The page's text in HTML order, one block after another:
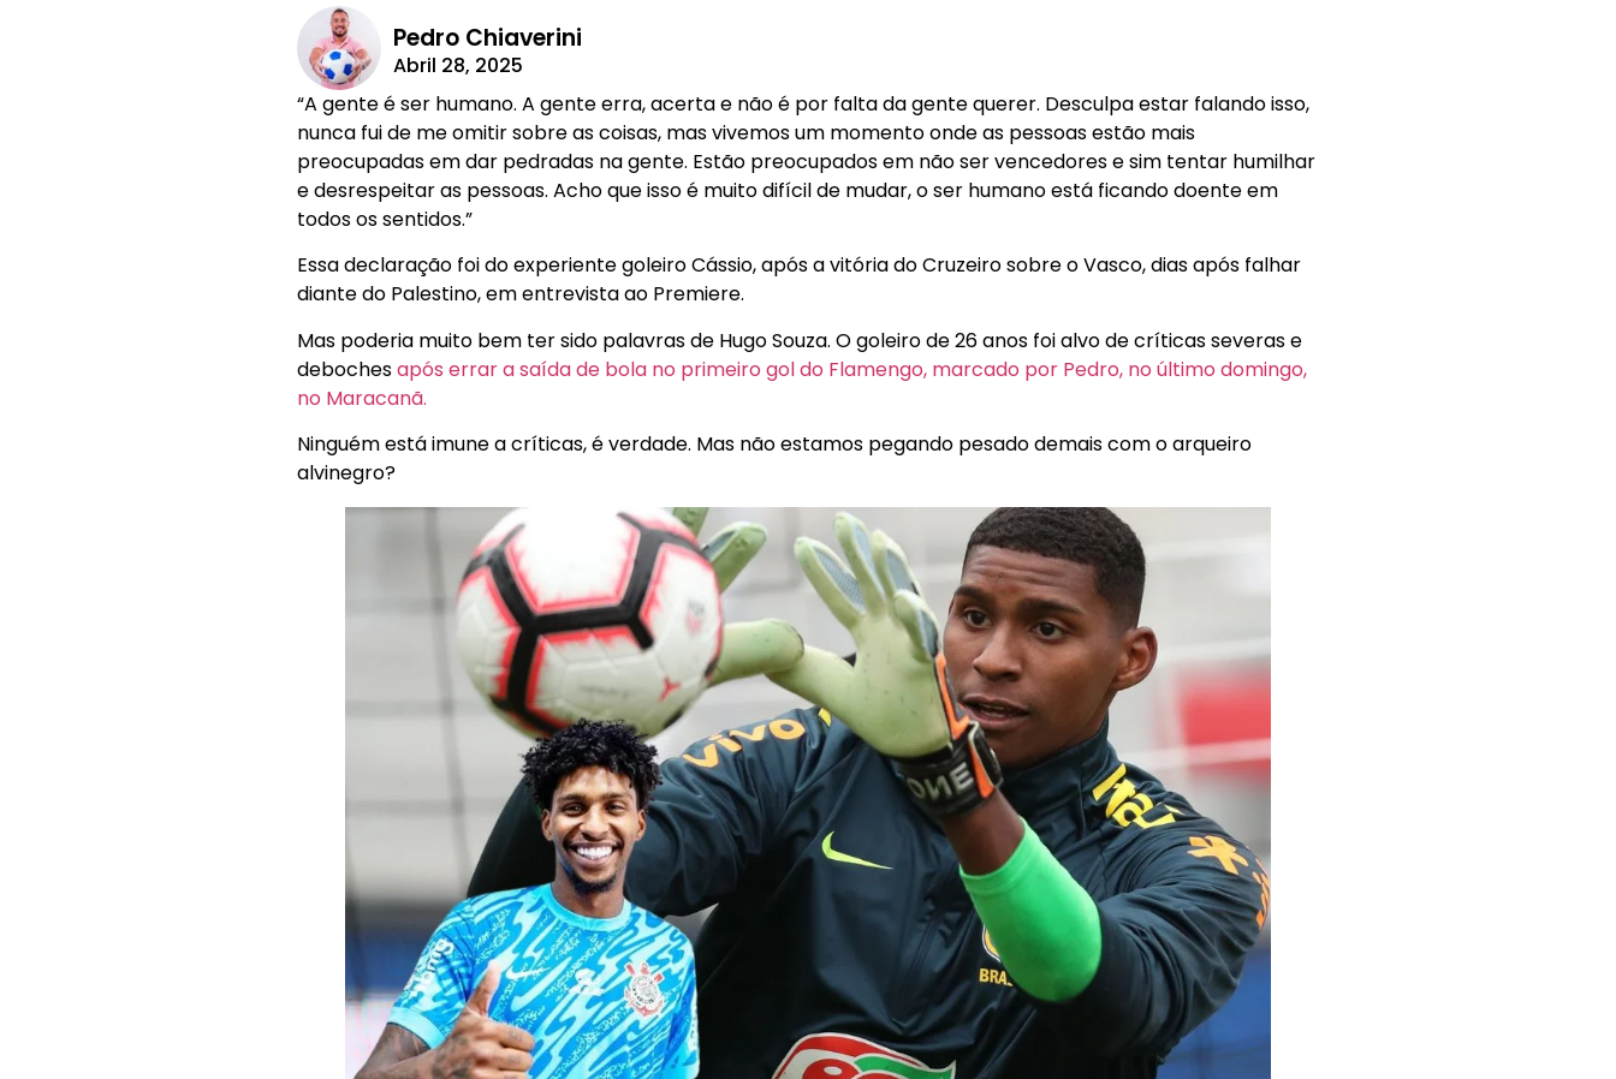
Pedro Chiaverini
Abril 28, 2025
“A gente é ser humano. A gente erra, acerta e não é por falta da gente querer. Desculpa estar falando isso,
nunca fui de me omitir sobre as coisas, mas vivemos um momento onde as pessoas estão mais
preocupadas em dar pedradas na gente. Estão preocupados em não ser vencedores e sim tentar humilhar
e desrespeitar as pessoas. Acho que isso é muito difícil de mudar, o ser humano está ficando doente em
todos os sentidos.”
Essa declaração foi do experiente goleiro Cássio, após a vitória do Cruzeiro sobre o Vasco, dias após falhar
diante do Palestino, em entrevista ao Premiere.
Mas poderia muito bem ter sido palavras de Hugo Souza. O goleiro de 26 anos foi alvo de críticas severas e
debochesapós errar a saída de bola no primeiro gol do Flamengo, marcado por Pedro, no último domingo,
no Maracanã.
Ninguém está imune a críticas, é verdade. Mas não estamos pegando pesado demais com o arqueiro
alvinegro?